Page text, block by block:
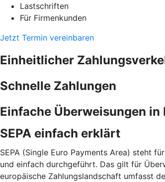
Lastschriften
Für Firmenkunden
Jetzt Termin vereinbaren
Einheitlicher
Schnelle Zahlungen
Einfache Überweisungen in
SEPA einfach erklärt
SEPA (Single Euro Payments Area) steht
und einfach durchgeführt. Das gilt für
europäische Zahlungslandschaft umfasst